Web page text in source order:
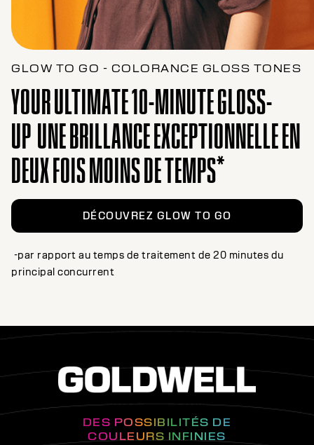
GLOW TO GO - COLORANCE GLOSS TONES
YOUR ULTIMATE 10-MINUTE GLOSS-
UP UNE BRILLANCE EXCEPTIONNELLE EN
DEUX FOIS MOINS DE TEMPS*
DÉCOUVREZ GLOW TO GO
-par rapport au temps de traitement de 20 minutes du
principal concurrent
DES POSSIBILITÉS DE
COULEURS INFINIES